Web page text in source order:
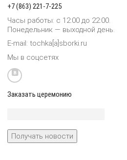
+7 (863) 221-7-225
Часы работы: с 12:00 до 22:00.
Понедельник — выходной день.
E-mail: tochka[a]sborki.ru
Мы в соцсетях
Заказать церемонию